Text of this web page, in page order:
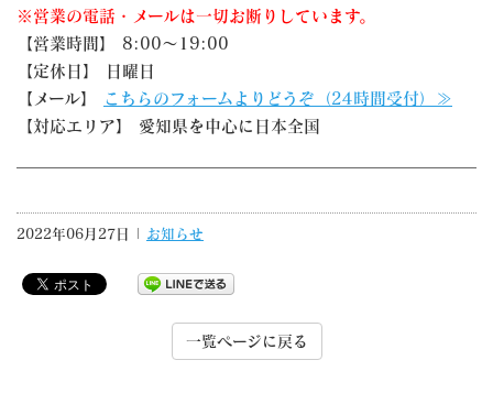
※営業の電話・メールは一切お断りしています。
【営業時間】 8:00～19:00
【定休日】 日曜日
【メール】
こちらのフォームよりどうぞ（24時間受付）≫
【対応エリア】 愛知県を中心に日本全国
2022年06月27日 | お知らせ
一覧ページに戻る